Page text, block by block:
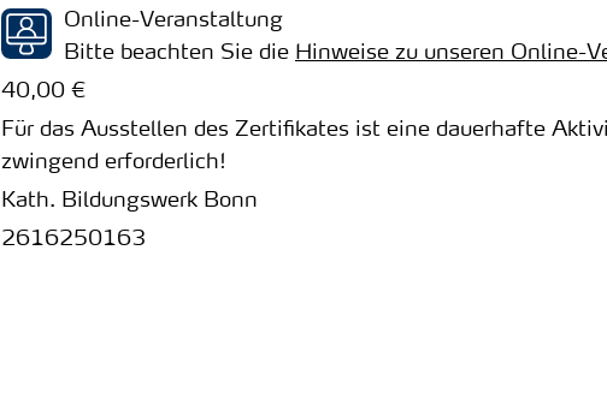
Online-Veranstaltung
Bitte beachten Sie die Hinweise zu unseren Online-
40,00 €
Für das Ausstellen des Zertifikates ist eine dauerhafte
zwingend erforderlich!
Kath. Bildungswerk Bonn
2616250163